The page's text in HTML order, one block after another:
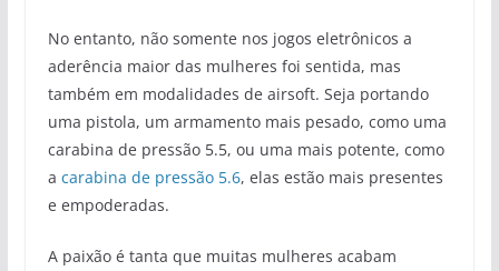
No entanto, não somente nos jogos eletrônicos a
aderência maior das mulheres foi sentida, mas
também em modalidades de airsoft. Seja portando
uma pistola, um armamento mais pesado, como uma
carabina de pressão 5.5, ou uma mais potente, como
a carabina de pressão 5.6, elas estão mais presentes
e empoderadas.
A paixão é tanta que muitas mulheres acabam